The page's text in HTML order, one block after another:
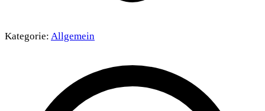
Kategorie: Allgemein